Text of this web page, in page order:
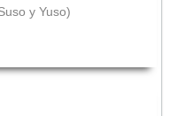
y Yuso)